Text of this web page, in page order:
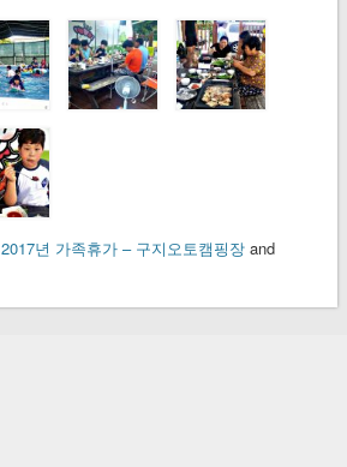
2017년 가족휴가 – 구지오토캠핑장and